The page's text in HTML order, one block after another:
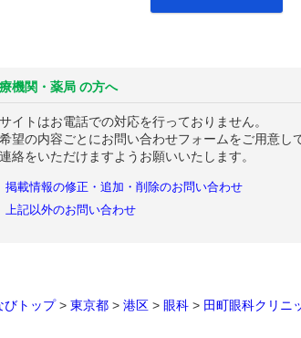
機関・薬局 の方へ
イトはお電話での対応を行っておりません。
望の内容ごとにお問い合わせフォームをご用意
絡をいただけますようお願いいたします。
掲載情報の修正・追加・削除のお問い合わせ
上記以外のお問い合わせ
びトップ> 東京都 > 港区 > 眼科 > 田町眼科クリニ